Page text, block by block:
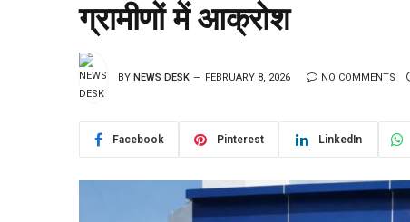
ग्रामीणों में आक्रोश
BY NEWS DESK FEBRUARY 8, 2026 NO COMMENTS
Facebook Pinterest LinkedIn